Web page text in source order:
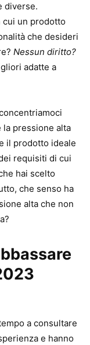
diverse.
cui un prodotto
che desideri
Nessun diritto?
adatte a
la pressione alta
il prodotto ideale
requisiti di cui
hai scelto
che senso ha
alta che non
a consultare
e hanno